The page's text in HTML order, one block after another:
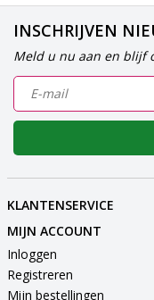
INSCHRIJVEN
Meld u nu aan en blijf
KLANTENSERVICE
MIJN ACCOUNT
Inloggen
Registreren
Mijn bestellingen